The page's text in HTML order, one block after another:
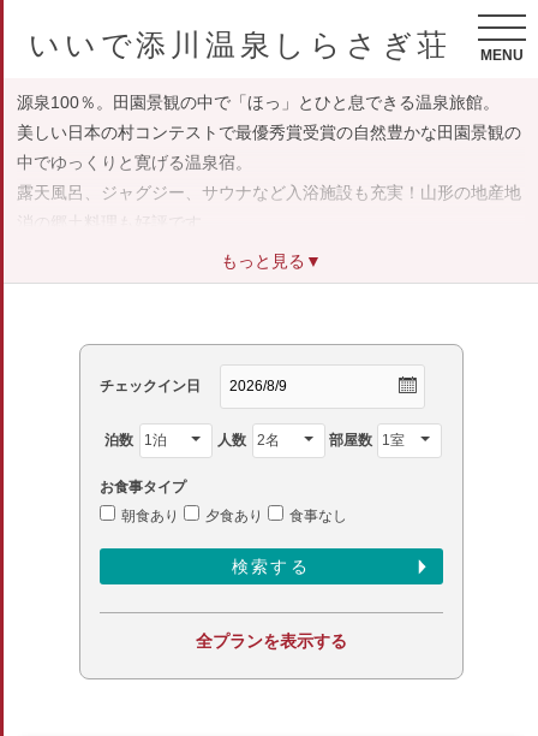
いいで添川温泉しらさぎ荘 MENU
源泉100％。田園景観の中で「ほっ」とひと息できる温泉旅館。
美しい日本の村コンテストで最優秀賞受賞の自然豊かな田園景観の
中でゆっくりと寛げる温泉宿。
露天風呂、ジャグジー、サウナなど入浴施設も充実！山形の地産地
消の郷土料理も好評です。
もっと見る▼
チェックイン日
泊数 人数 部屋数
お食事タイプ
朝食あり
夕食あり 食事なし
全プランを表示する